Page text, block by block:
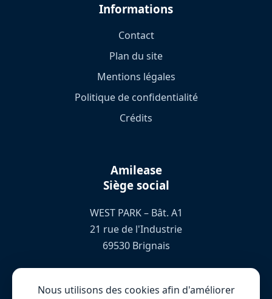
Informations
Contact
Plan du site
Mentions légales
Politique de confidentialité
Crédits
Amilease
Siège social
WEST PARK – Bât. A1
21 rue de l'Industrie
69530 Brignais
Nous utilisons des cookies afin d'améliorer